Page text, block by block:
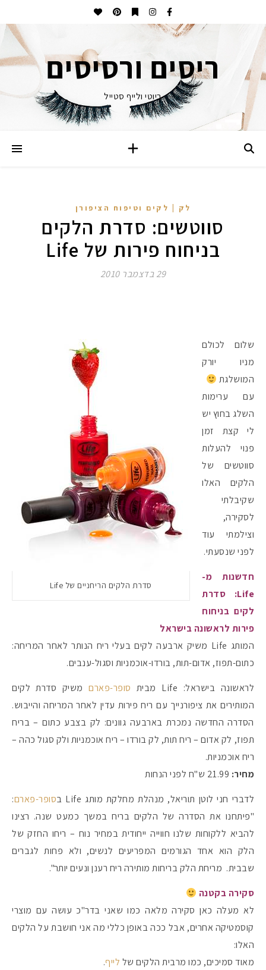
ריסים ורסיסים
ביוטי ולייף סטייל
לק | לקים וטיפוח הציפורן
סווטשים: סדרת הלקים
בניחוח פירות של Life
29 בדצמבר 2010
סדרת הלקים הריחניים של Life
שלום לכולם
מניו יורק
המושלגת
עם ערימות
השלג בחוץ יש
לי קצת זמן
פנוי להעלות
סווטשים של
הלקים האלו
שקיבלתי
לסקירה,
וצילמתי עוד
לפני שנסעתי.
חדשנות מ-
Life: סדרת
לקים בניחוח
פירות לראשונה בישראל
המותג Life משיק ארבעה לקים בעלי ריח הנותר לאחר המריחה:
כתום-תפוז, אדום-תות, בורדו-אוכמניות וסגול-ענבים.
לראשונה בישראל: Life מבית
סופר-פארםמשיק סדרת לקים
המותירים את ציפורנייך עם ריח פירות עדין לאחר המריחה והייבוש.
הסדרה החדשה נמכרת בארבעה גוונים: לק בצבע כתום – בריח
תפוז, לק אדום – ריח תות, לק בורדו – ריח אוכמניות ולק סגול כהה –
ריח אוכמניות.
מחיר:
לדברי חני לוטן תוריאל, מנהלת מחלקת מותג Life ב
סופר-פארם:
"פיתחנו את הסדרה של הלקים בריח במשך כמעט שנה. רצינו
להביא ללקוחות שלנו חווייה ייחודית במחיר נוח – ריחו החזק של
הלק הוא אחד הגורמים המפריעים לנשים, ולא פחות לגברים
שבבית. מריחת הלק בריחות מותירה ריח רענן ונעים יותר".
סקירה בקטנה
לא מעלה כאן סקירה מלאה כמו שאני בדר"כ עושה עם מוצרי
קוסמטיקה אחרים, אבל ככה באופן כללי מה אני חושבת על הלקים
האלו:
מאוד סמיכים, כמו מרבית הלקים של לייף.